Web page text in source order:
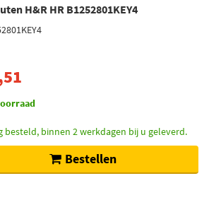
H&R HR B1252801KEY4
besteld, binnen 2 werkdagen bij u geleverd.
Bestellen